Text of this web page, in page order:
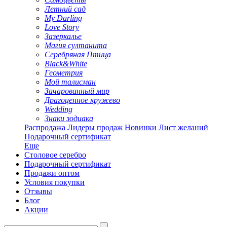
Летний сад
My Darling
Love Story
Зазеркалье
Магия султанита
Серебряная Птица
Black&White
Геометрия
Мой талисман
Зачарованный мир
Драгоценное кружево
Wedding
Знаки зодиака
Распродажа Лидеры продаж Новинки Лист желаний
Подарочный сертификат
Еще
Столовое серебро
Подарочный сертификат
Продажи оптом
Условия покупки
Отзывы
Блог
Акции